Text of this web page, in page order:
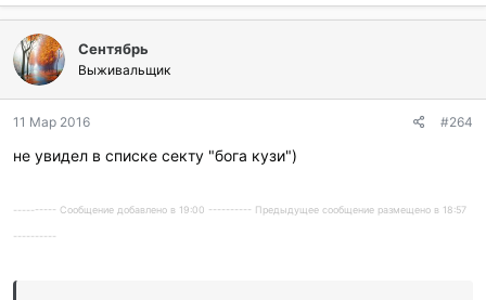
Сентябрь
Выживальщик
11 Мар 2016 #264
не увидел в списке секту "бога кузи")
---------- Сообщение добавлено в 19:00 ---------- Предыдущее сообщение размещено в 18:57
----------